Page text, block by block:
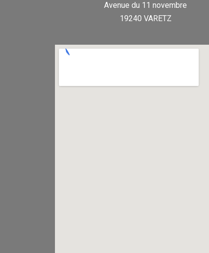
Avenue du 11 novembre
19240 VARETZ